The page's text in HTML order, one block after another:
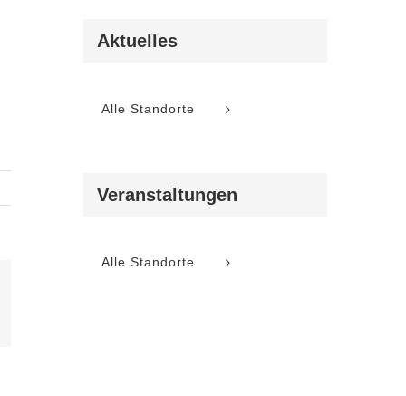
Aktuelles
Alle Standorte
Veranstaltungen
Alle Standorte